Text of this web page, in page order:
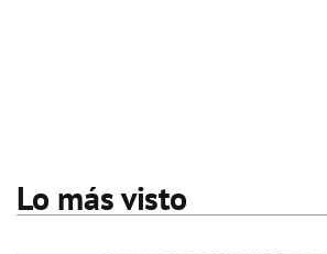
Lo más visto